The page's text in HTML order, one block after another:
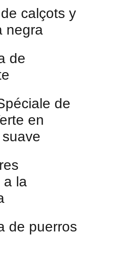
calçots y
negra
de
de
en
a la
de puerros